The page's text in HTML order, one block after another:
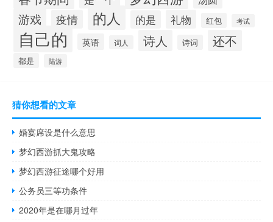
游戏 疫情 的人 的是 礼物 红包 考试
自己的 英语 词人 诗人 诗词 还不
都是 陆游
猜你想看的文章
婚宴席设是什么意思
梦幻西游抓大鬼攻略
梦幻西游征途哪个好用
公务员三等功条件
2020年是在哪月过年